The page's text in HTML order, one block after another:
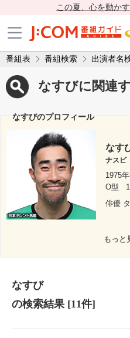
この夏、心を動か
番組表 番組検索 出演者名
なすびに関連
なすびのプロフィール
なす
ナスビ
1975
O型
俳優
もっと
なすび
の検索結果[11件]